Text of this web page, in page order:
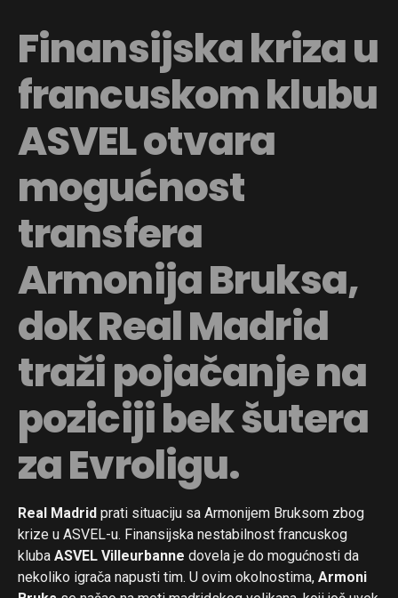
Finansijska kriza u
francuskom klubu
ASVEL otvara
mogućnost
transfera
Armonija Bruksa,
dok Real Madrid
traži pojačanje na
poziciji bek šutera
za Evroligu.
Real Madrid prati situaciju sa Armonijem Bruksom zbog
krize u ASVEL-u. Finansijska nestabilnost francuskog
kluba ASVEL Villeurbanne dovela je do mogućnosti da
nekoliko igrača napusti tim. U ovim okolnostima, Armoni